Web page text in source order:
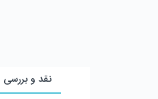
نقد و بررسی